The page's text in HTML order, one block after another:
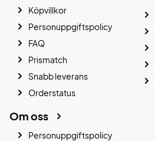
Köpvillkor
Personuppgiftspolicy
FAQ
Prismatch
Snabb leverans
Orderstatus
Om oss
Personuppgiftspolicy